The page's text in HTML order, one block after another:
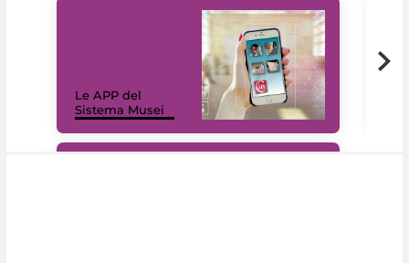
Le APP del
Sistema Musei